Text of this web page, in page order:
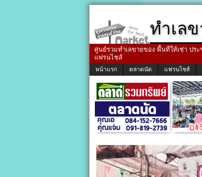
ทำเล
ศูนย์รวมทำเลขายของ พื้นที่ให้เช่า ปร
แฟรนไชส์
หน้าแรก ตลาดนัด แฟรนไชส์